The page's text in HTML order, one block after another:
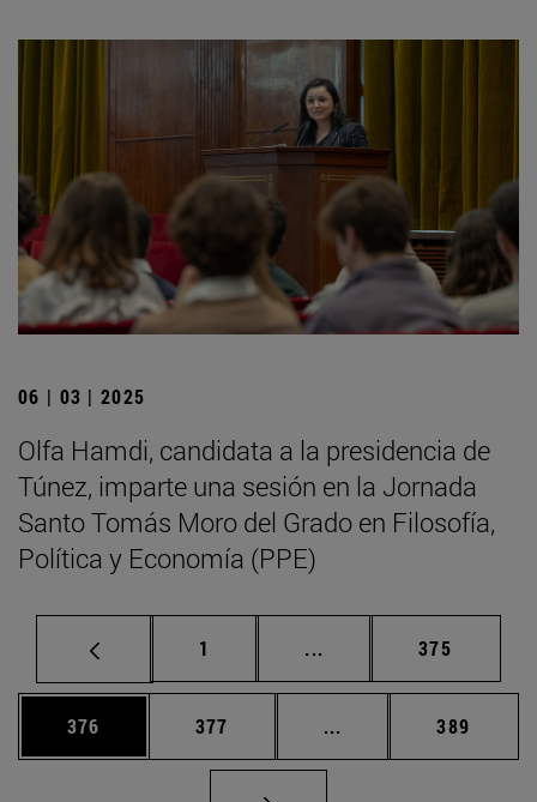
06 | 03 | 2025
Olfa Hamdi, candidata a la presidencia de
Túnez, imparte una sesión en la Jornada
Santo Tomás Moro del Grado en Filosofía,
Política y Economía (PPE)
Página
1 ... Páginas intermedias
Página
375
Página
376 Página
377 ... Páginas intermedias
Página
389